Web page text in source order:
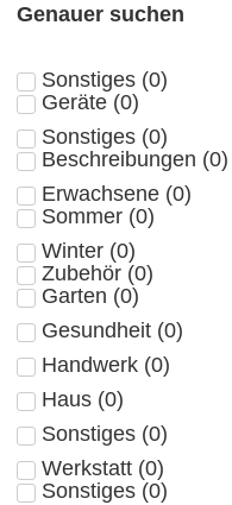
Genauer suchen
Sonstiges (0)
Geräte (0)
Sonstiges (0)
Beschreibungen (0)
Erwachsene (0)
Sommer (0)
Winter (0)
Zubehör (0)
Garten (0)
Gesundheit (0)
Handwerk (0)
Haus (0)
Sonstiges (0)
Werkstatt (0)
Sonstiges (0)